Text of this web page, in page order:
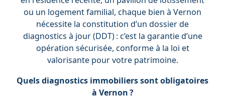
ou un logement familial, chaque bien à Vernon
nécessite la constitution d’un dossier de
diagnostics à jour (DDT) : c’est la garantie d’une
opération sécurisée, conforme à la loi et
valorisante pour votre patrimoine.
Quels diagnostics immobiliers sont obligatoires
à Vernon ?